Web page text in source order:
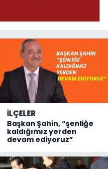
İLÇELER
Başkan Şahin, “şenliğe
kaldığımız yerden
devam ediyoruz”